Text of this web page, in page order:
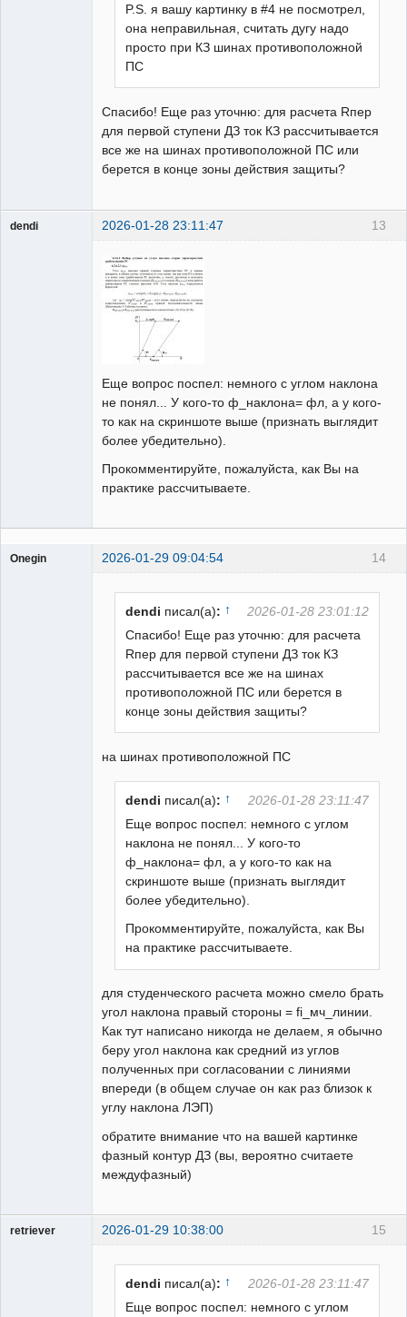
P.S. я вашу картинку в #4 не посмотрел,
она неправильная, считать дугу надо
просто при КЗ шинах противоположной
ПС
Спасибо! Еще раз уточню: для расчета Rпер
для первой ступени ДЗ ток КЗ рассчитывается
все же на шинах противоположной ПС или
берется в конце зоны действия защиты?
13
dendi 2026-01-28 23:11:47
Еще вопрос поспел: немного с углом наклона
не понял... У кого-то ф_наклона= фл, а у кого-
то как на скриншоте выше (признать выглядит
более убедительно).
Прокомментируйте, пожалуйста, как Вы на
практике рассчитываете.
14
Onegin 2026-01-29 09:04:54
dendi писал(а): ↑
2026-01-28 23:01:12
Спасибо! Еще раз уточню: для расчета
Rпер для первой ступени ДЗ ток КЗ
рассчитывается все же на шинах
противоположной ПС или берется в
конце зоны действия защиты?
на шинах противоположной ПС
dendi писал(а): ↑
2026-01-28 23:11:47
Еще вопрос поспел: немного с углом
наклона не понял... У кого-то
ф_наклона= фл, а у кого-то как на
скриншоте выше (признать выглядит
более убедительно).
Прокомментируйте, пожалуйста, как Вы
на практике рассчитываете.
для студенческого расчета можно смело брать
угол наклона правый стороны = fi_мч_линии.
Как тут написано никогда не делаем, я обычно
беру угол наклона как средний из углов
полученных при согласовании с линиями
впереди (в общем случае он как раз близок к
углу наклона ЛЭП)
обратите внимание что на вашей картинке
фазный контур ДЗ (вы, вероятно считаете
междуфазный)
15
retriever 2026-01-29 10:38:00
dendi писал(а): ↑
2026-01-28 23:11:47
Еще вопрос поспел: немного с углом